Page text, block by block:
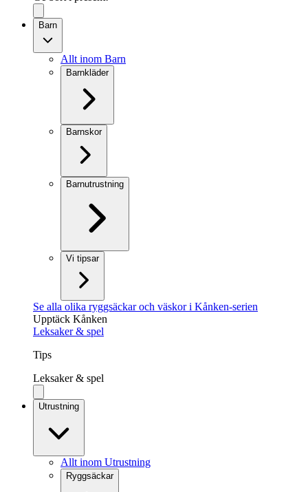
Barn
Allt inom Barn
Barnkläder
Barnskor
Barnutrustning
Vi tipsar
Se alla olika ryggsäckar och väskor i Kånken-serien
Upptäck Kånken
Leksaker & spel
Tips
Leksaker & spel
Utrustning
Allt inom Utrustning
Ryggsäckar